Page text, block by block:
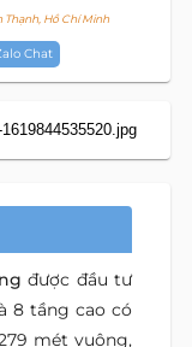
Hồ Chí Minh
Chat
được đầu tư
8 tầng cao có
mét vuông,